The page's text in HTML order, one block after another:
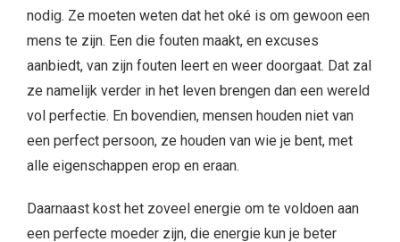
nodig. Ze moeten weten dat het oké is om gewoon een
mens te zijn. Een die fouten maakt, en excuses
aanbiedt, van zijn fouten leert en weer doorgaat. Dat zal
ze namelijk verder in het leven brengen dan een wereld
vol perfectie. En bovendien, mensen houden niet van
een perfect persoon, ze houden van wie je bent, met
alle eigenschappen erop en eraan.
Daarnaast kost het zoveel energie om te voldoen aan
een perfecte moeder zijn, die energie kun je beter